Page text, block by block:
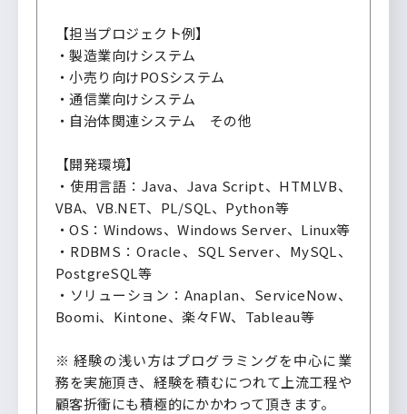
【担当プロジェクト例】
・製造業向けシステム
・小売り向けPOSシステム
・通信業向けシステム
・自治体関連システム その他
【開発環境】
・使用言語：Java、Java Script、HTMLVB、
VBA、VB.NET、PL/SQL、Python等
・OS：Windows、Windows Server、Linux等
・RDBMS：Oracle、SQL Server、MySQL、
PostgreSQL等
・ソリューション：Anaplan、ServiceNow、
Boomi、Kintone、楽々FW、Tableau等
※ 経験の浅い方はプログラミングを中心に業
務を実施頂き、経験を積むにつれて上流工程や
顧客折衝にも積極的にかかわって頂きます。